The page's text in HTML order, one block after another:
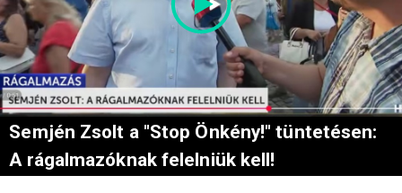
Semjén Zsolt a "Stop Önkény!" tüntetésen:
A rágalmazóknak felelniük kell!